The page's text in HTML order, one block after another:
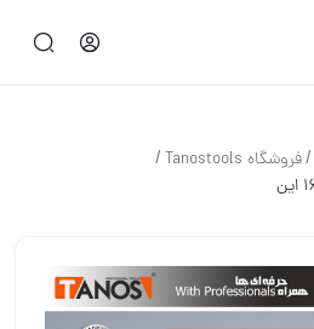
/فروشگاه Tanostools /